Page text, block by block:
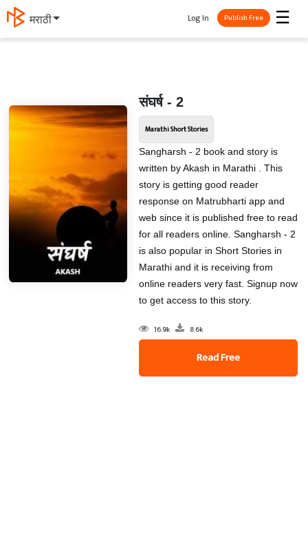
मराठी ☰
Log In Publish Free
संघर्ष - 2
Marathi Short Stories
Sangharsh - 2 book and story is
written by Akash in Marathi . This
story is getting good reader
response on Matrubharti app and
web since it is published free to read
for all readers online. Sangharsh - 2
is also popular in Short Stories in
Marathi and it is receiving from
online readers very fast. Signup now
to get access to this story.
16.9k 8.6k
Read Free